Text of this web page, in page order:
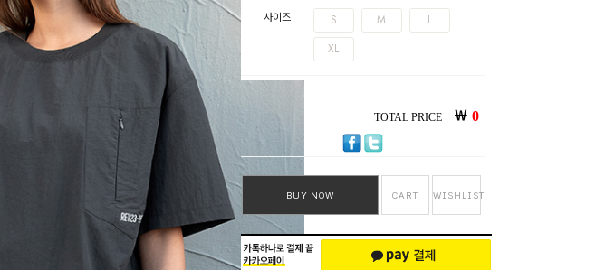
사이즈 S M
L
XL
TOTAL PRICE ￦ 0
BUY NOW CART WISHLIST